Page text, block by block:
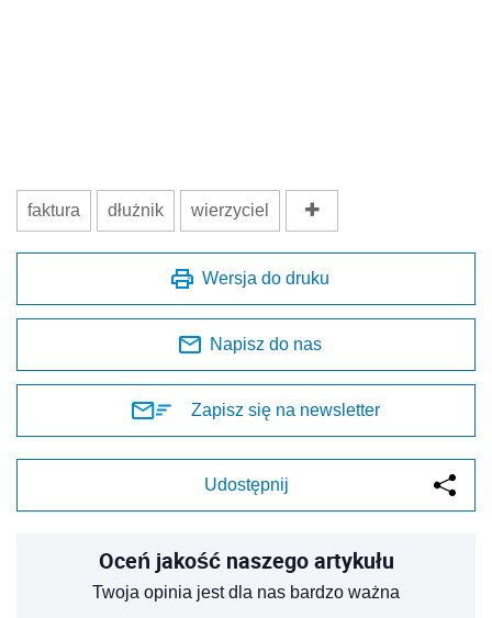
faktura dłużnik wierzyciel
Wersja do druku
Napisz do nas
Zapisz się na newsletter
Udostępnij
Oceń jakość naszego artykułu
Twoja opinia jest dla nas bardzo ważna